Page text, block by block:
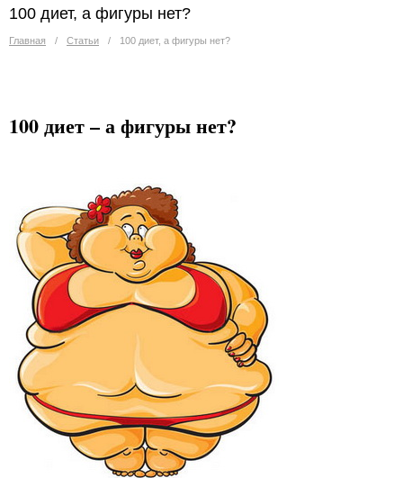
100 диет, а фигуры нет?
Главная / Статьи / 100 диет, а фигуры нет?
100 диет – а фигуры нет?